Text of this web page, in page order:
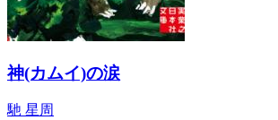
神(カムイ)の涙
馳 星周